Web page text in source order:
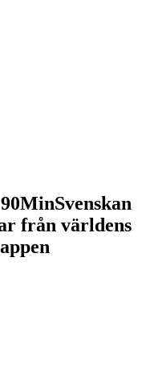
från världens